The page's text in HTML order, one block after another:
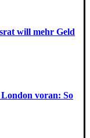
will mehr Geld
voran: So